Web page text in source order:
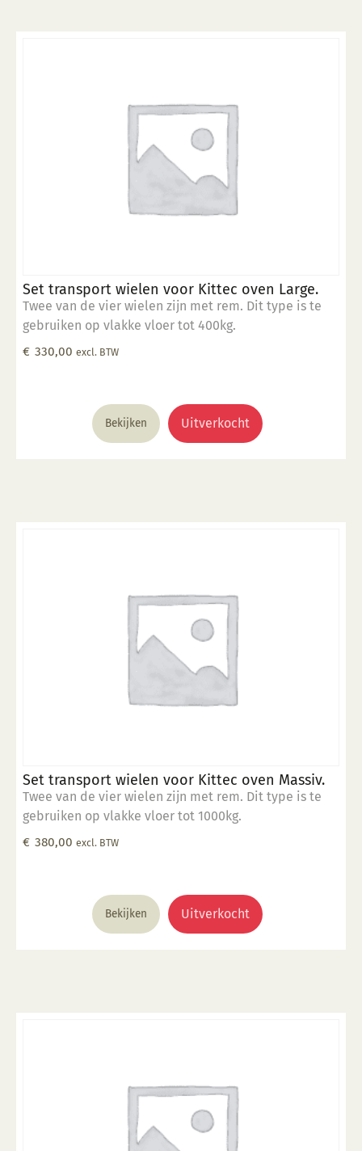
Set transport wielen voor Kittec oven Large.
Twee van de vier wielen zijn met rem. Dit type is te
gebruiken op vlakke vloer tot 400kg.
€ 330,00 excl. BTW
Bekijken Uitverkocht
Set transport wielen voor Kittec oven Massiv.
Twee van de vier wielen zijn met rem. Dit type is te
gebruiken op vlakke vloer tot 1000kg.
€ 380,00 excl. BTW
Bekijken Uitverkocht